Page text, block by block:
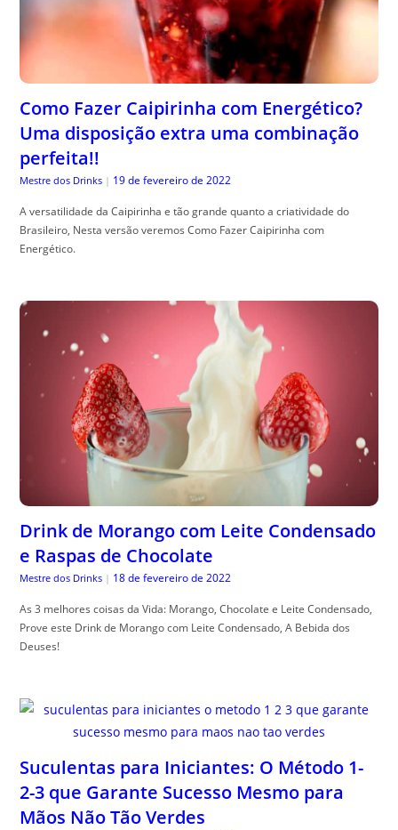
Como Fazer Caipirinha com Energético?
Uma disposição extra uma combinação
perfeita!!
Mestre dos Drinks | 19 de fevereiro de 2022
A versatilidade da Caipirinha e tão grande quanto a criatividade do
Brasileiro, Nesta versão veremos Como Fazer Caipirinha com
Energético.
Drink de Morango com Leite Condensado
e Raspas de Chocolate
Mestre dos Drinks | 18 de fevereiro de 2022
As 3 melhores coisas da Vida: Morango, Chocolate e Leite Condensado,
Prove este Drink de Morango com Leite Condensado, A Bebida dos
Deuses!
Suculentas para Iniciantes: O Método 1-
2-3 que Garante Sucesso Mesmo para
Mãos Não Tão Verdes